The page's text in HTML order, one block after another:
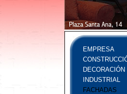
EMPRESA
DECORACIÓN
INDUSTRIAL
FACHADAS